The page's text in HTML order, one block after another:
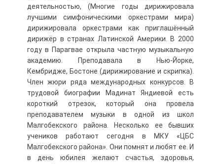
деятельностью, (Многие годы дирижировала
лучшими симфоническими оркестрами мира)
дирижировала оркестрами как приглашённый
дирижёр в странах Латинской Америки. В 2000
году в Парагвае открыла частную музыкальную
академию. Преподавала в Нью-Йорке,
Кембридже, Бостоне (дирижирование и скрипка).
Член жюри ряда международных конкурсов. В
трудовой биографии Мадинат Яндиевой есть
короткий отрезок, который она провела
преподавателем музыки в одной из школ
Малгобекского района. Несколько ее бывших
учеников работают сегодня в МКУ «ЦБС
Малгобекского района». Они помнят и любят ее. И
в день юбилея желают счастья, здоровья,